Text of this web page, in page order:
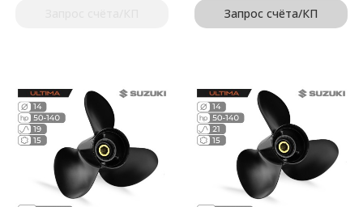
Запрос счёта/КП